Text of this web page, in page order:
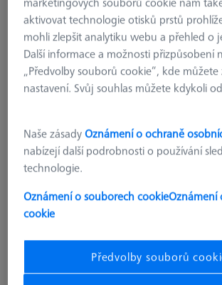
626105-0400-064
aktivovat technologie otisků prstů
mohli zlepšit analytiku webu a přehled o
Další informace a možnosti přizpůsobení
„Předvolby souborů cookie“, kde můžete
nastavení. Svůj souhlas můžete kdykoli
Naše zásadyOznámení o ochraně
nabízejí další podrobnosti o používání
technologie.
Oznámení o souborech cookieOznámení
cookie
Předvolby souborů